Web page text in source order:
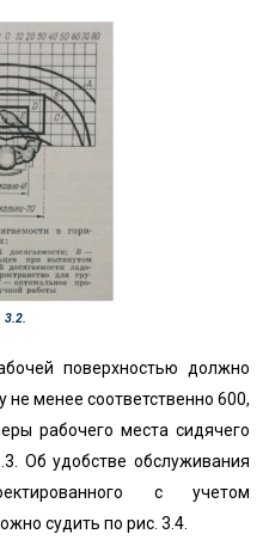
3.2.
поверхностью должно
не менее соответственно 600,
рабочего места сидячего
Об удобстве обслуживания
с учетом
судить по рис. 3.4.